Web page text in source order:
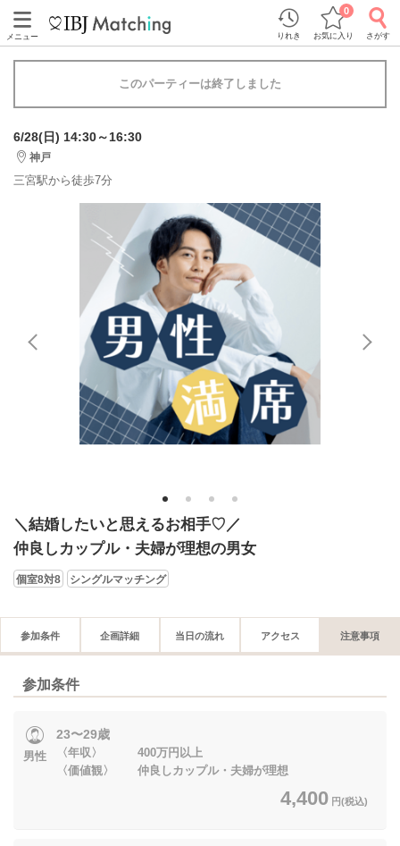
メニュー りれき お気に入り
0
さがす
このパーティーは終了しました
6/28(日) 14:30～16:30
神戸
三宮駅から徒歩7分
1 2 3 4
＼結婚したいと思えるお相手♡／
仲良しカップル・夫婦が理想の男女
個室8対8 シングルマッチング
参加条件 企画詳細 当日の流れ アクセス 注意事項
参加条件
男性
23〜29歳
〈年収〉 400万円以上
〈価値観〉 仲良しカップル・夫婦が理想
4,400 円(税込)